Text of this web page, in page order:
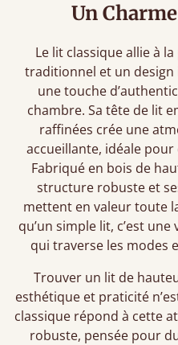
Un
Le lit classique allie à
traditionnel et un
une touche
chambre. Sa tête de lit
raffinées crée une
accueillante, idéale
Fabriqué en bois de
structure robuste et
mettent en valeur toute
qu’un simple lit, c’est
qui traverse les modes
Trouver un lit de
esthétique et praticité
classique répond à cette
robuste, pensée pour